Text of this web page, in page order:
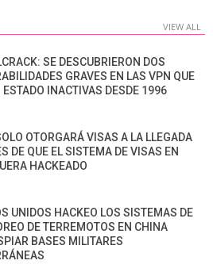
VIEW ALL
SE DESCUBRIERON DOS
GRAVES EN LAS VPN QUE
ESTADO INACTIVAS DESDE 1996
OTORGARÁ VISAS A LA LLEGADA
DE QUE EL SISTEMA DE VISAS EN
HACKEADO
UNIDOS HACKEO LOS SISTEMAS DE
DE TERREMOTOS EN CHINA
BASES MILITARES